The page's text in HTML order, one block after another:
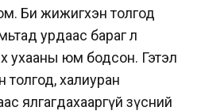
Би жижигхэн толгод
урдаас бараг л
ухааны юм бодсон. Гэтэл
халиуран
ялгагдахааргүй зүсний